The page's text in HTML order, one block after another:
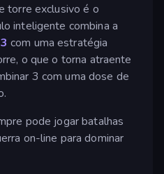
torre exclusivo é o
inteligente combina a
com uma estratégia
o que o torna atraente
3 com uma dose de
pode jogar batalhas
on-line para dominar